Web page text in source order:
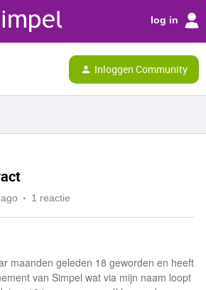
log in
Inloggen Community
1 reactie
maanden geleden 18 geworden en heeft
van Simpel wat via mijn naam loopt